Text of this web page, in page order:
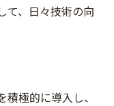
て、日々技術の向
極的に導入し、